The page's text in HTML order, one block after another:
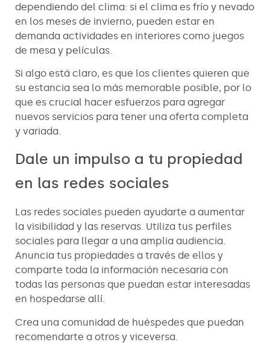
dependiendo del clima: si el clima es frío y nevado
en los meses de invierno, pueden estar en
demanda actividades en interiores como juegos
de mesa y películas.
Si algo está claro, es que los clientes quieren que
su estancia sea lo más memorable posible, por lo
que es crucial hacer esfuerzos para agregar
nuevos servicios para tener una oferta completa
y variada.
Dale un impulso a tu propiedad
en las redes sociales
Las redes sociales pueden ayudarte a aumentar
la visibilidad y las reservas. Utiliza tus perfiles
sociales para llegar a una amplia audiencia.
Anuncia tus propiedades a través de ellos y
comparte toda la información necesaria con
todas las personas que puedan estar interesadas
en hospedarse allí.
Crea una comunidad de huéspedes que puedan
recomendarte a otros y viceversa.